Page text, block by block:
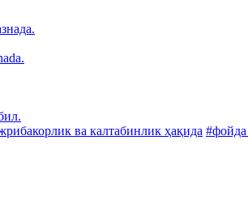
ва калтабинлик ҳақида #фойда